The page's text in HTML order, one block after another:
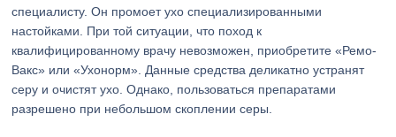
специалисту. Он промоет ухо специализированными
настойками. При той ситуации, что поход к
квалифицированному врачу невозможен, приобретите «Ремо-
Вакс» или «Ухонорм». Данные средства деликатно устранят
серу и очистят ухо. Однако, пользоваться препаратами
разрешено при небольшом скоплении серы.